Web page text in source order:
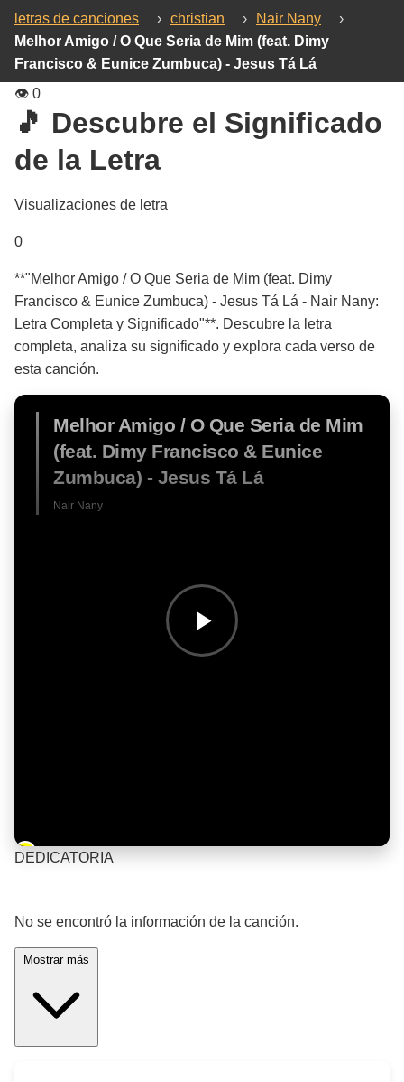
letras de canciones › christian › Nair Nany
›
Melhor Amigo / O Que Seria de Mim (feat. Dimy
Francisco & Eunice Zumbuca) - Jesus Tá Lá
👁️ 0
🎵 Descubre el Significado
de la Letra
Visualizaciones de letra
0
**"Melhor Amigo / O Que Seria de Mim (feat. Dimy
Francisco & Eunice Zumbuca) - Jesus Tá Lá - Nair Nany:
Letra Completa y Significado"**. Descubre la letra
completa, analiza su significado y explora cada verso de
esta canción.
Melhor Amigo / O Que Seria de Mim
(feat. Dimy Francisco & Eunice
Zumbuca) - Jesus Tá Lá
Nair Nany
Barra de progreso de la reproducción
DEDICATORIA
No se encontró la información de la canción.